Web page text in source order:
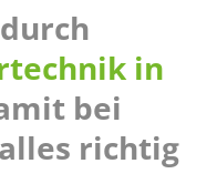
in
bei
richtig